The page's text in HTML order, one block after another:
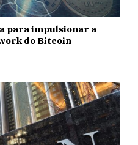
para impulsionar a
do Bitcoin